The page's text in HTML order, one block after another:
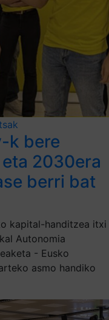
k bere
2030era
berri bat
kapital-handitzea itxi
Autonomia
- Eusko
asmo handiko